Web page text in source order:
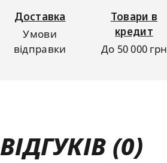
Доставка
Умови
відправки
Товари в
кредит
До 50 000 грн
ВІДГУКІВ (0)